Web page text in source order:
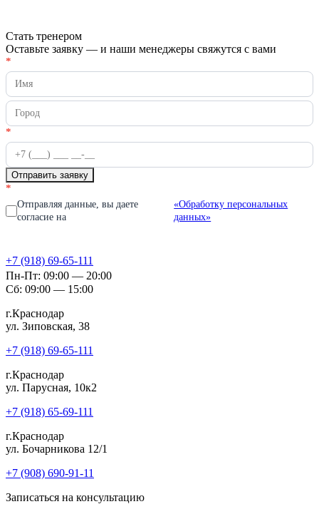
Стать тренером
Оставьте заявку — и наши менеджеры свяжутся с вами
Стать
тренером
*
*
Отправить заявку
*
Отправляя данные, вы даете
согласие на
«Обработку персональных
данных»
Если
вы
человек,
оставьте
это
поле
+7 (918) 69-65-111
Пн-Пт: 09:00 — 20:00
Сб: 09:00 — 15:00
г.Краснодар
ул. Зиповская, 38
+7 (918) 69-65-111
г.Краснодар
ул. Парусная, 10к2
+7 (918) 65-69-111
г.Краснодар
ул. Бочарникова 12/1
+7 (908) 690-91-11
Записаться на консультацию